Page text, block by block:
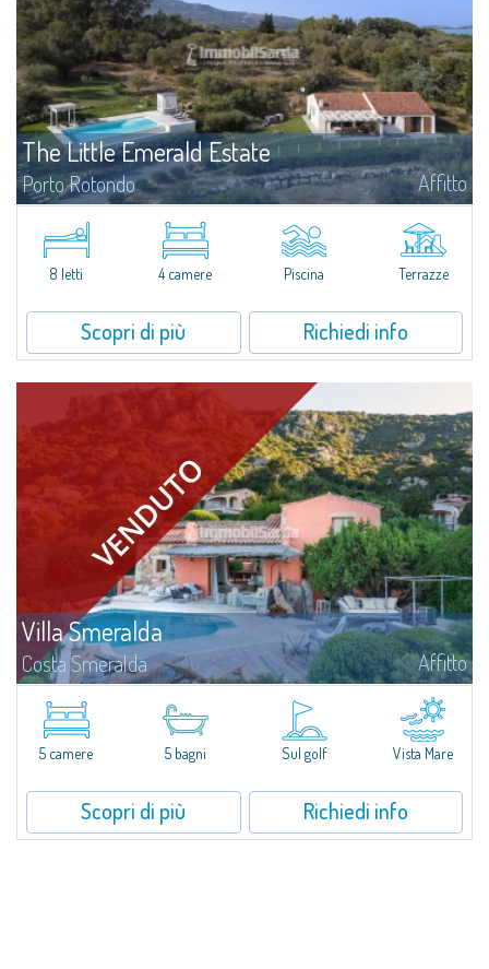
The Little Emerald Estate
Porto Rotondo Affitto
Porto RotondoNel cuore delle colline di Cugnana, a pochi minuti da Porto
Rotondo e dalle più belle spiagge della Costa Smeralda, proponiamo in...
8 letti 4 camere Piscina Terrazze
Scopri di più Richiedi info
Villa Smeralda
Costa Smeralda Affitto
Villa Smeralda, a firma del celebre Architetto Jean Claude Lesuisse, si
affaccia in posizione dominante sulla baia del Pevero, con una vista
panoramica sul mare e sulle colline di Pantogia. La proprietà fa parte di
un...5 camere 5 bagni Sul golf Vista Mare
Scopri di più Richiedi info